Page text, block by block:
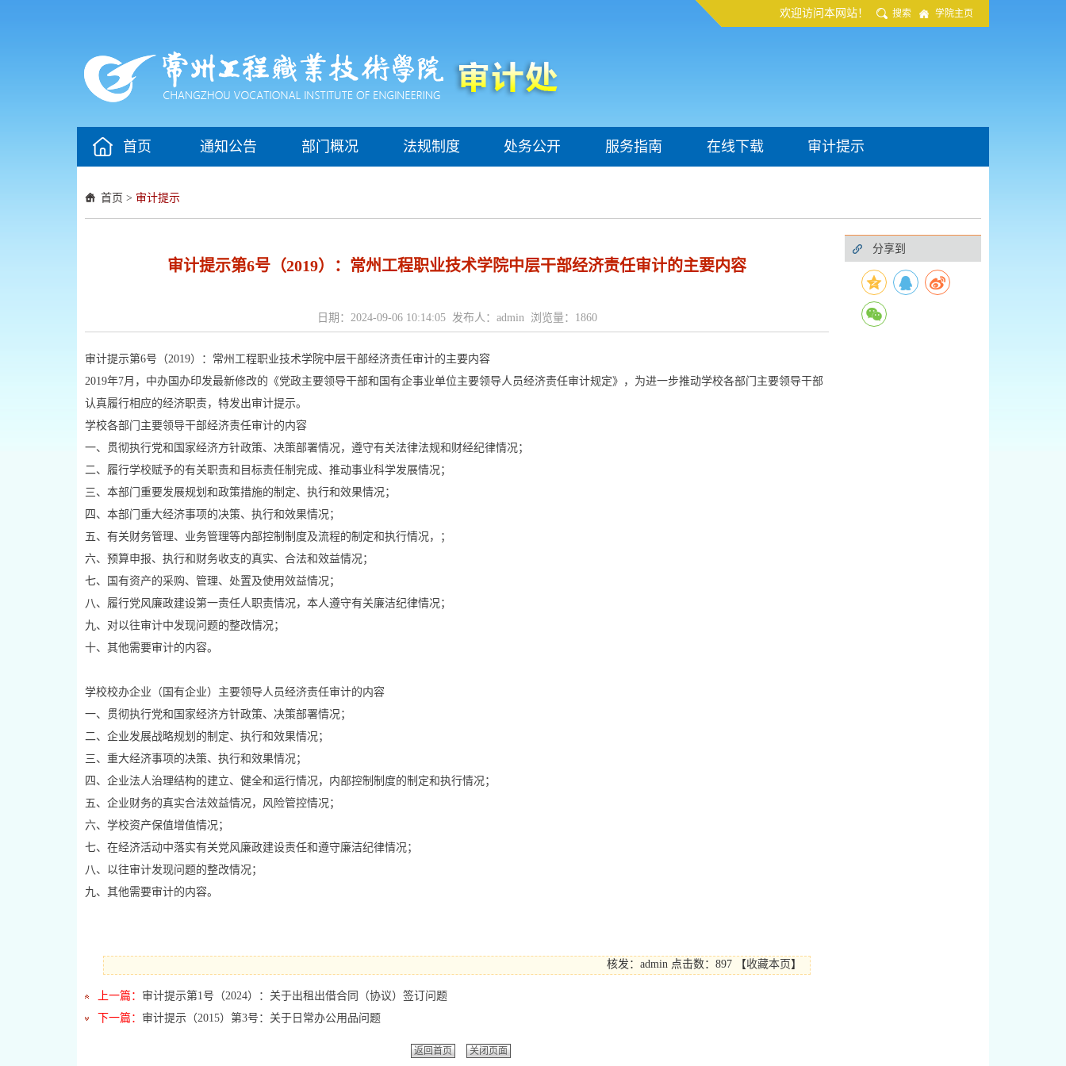
欢迎访问本网站！ 搜索 学院主页
首页 通知公告 部门概况 法规制度 处务公开 服务指南 在线下载 审计提示
首页 > 审计提示
审计提示第6号（2019）：常州工程职业技术学院中层干部经济责任审计的主要内容
日期：2024-09-06 10:14:05 发布人：admin 浏览量： 1860
审计提示第6号（2019）：常州工程职业技术学院中层干部经济责任审计的主要内容
2019年7月，中办国办印发最新修改的《党政主要领导干部和国有企事业单位主要领导人员经济责任审计规定》，为进一步推动学校各部门主要领导干部
认真履行相应的经济职责，特发出审计提示。
学校各部门主要领导干部经济责任审计的内容
一、贯彻执行党和国家经济方针政策、决策部署情况，遵守有关法律法规和财经纪律情况；
二、履行学校赋予的有关职责和目标责任制完成、推动事业科学发展情况；
三、本部门重要发展规划和政策措施的制定、执行和效果情况；
四、本部门重大经济事项的决策、执行和效果情况；
五、有关财务管理、业务管理等内部控制制度及流程的制定和执行情况，；
六、预算申报、执行和财务收支的真实、合法和效益情况；
七、国有资产的采购、管理、处置及使用效益情况；
八、履行党风廉政建设第一责任人职责情况，本人遵守有关廉洁纪律情况；
九、对以往审计中发现问题的整改情况；
十、其他需要审计的内容。
学校校办企业（国有企业）主要领导人员经济责任审计的内容
一、贯彻执行党和国家经济方针政策、决策部署情况；
二、企业发展战略规划的制定、执行和效果情况；
三、重大经济事项的决策、执行和效果情况；
四、企业法人治理结构的建立、健全和运行情况，内部控制制度的制定和执行情况；
五、企业财务的真实合法效益情况，风险管控情况；
六、学校资产保值增值情况；
七、在经济活动中落实有关党风廉政建设责任和遵守廉洁纪律情况；
八、以往审计发现问题的整改情况；
九、其他需要审计的内容。
核发：admin 点击数：897 【收藏本页 】
上一篇： 审计提示第1号（2024）：关于出租出借合同（协议）签订问题
下一篇： 审计提示（2015）第3号：关于日常办公用品问题
返回首页 关闭页面
分享到